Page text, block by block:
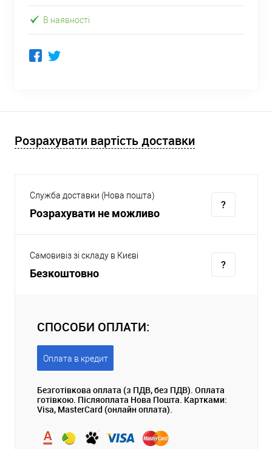
В наявності
Розрахувати вартість доставки
Служба доставки (Нова пошта)
Розрахувати не можливо
Самовивіз зі складу в Києві
Безкоштовно
СПОСОБИ ОПЛАТИ:
Оплата в кредит
Безготівкова оплата (з ПДВ, без ПДВ). Оплата
готівкою. Післяоплата Нова Пошта. Картками:
Visa, MasterCard (онлайн оплата).